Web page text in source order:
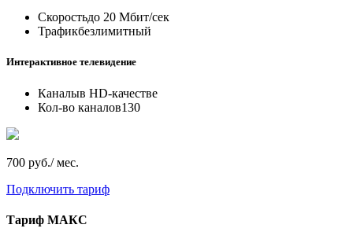
Скоростьдо 20 Мбит/сек
Трафикбезлимитный
Интерактивное телевидение
Каналыв HD-качестве
Кол-во каналов130
700 руб./ мес.
Подключить тариф
Тариф МАКС